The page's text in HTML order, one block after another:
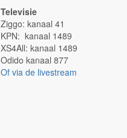
Televisie
Ziggo: kanaal 41
KPN: kanaal 1489
XS4All: kanaal 1489
Odido kanaal 877
Of via de livestream